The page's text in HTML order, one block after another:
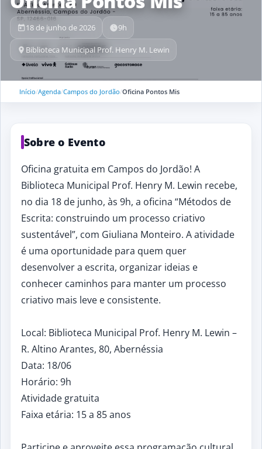
18 de junho de 2026 9h
Biblioteca Municipal Prof. Henry M. Lewin
Início/Agenda/Campos do Jordão/Oficina Pontos Mis
Sobre o Evento
Oficina gratuita em Campos do Jordão! A
Biblioteca Municipal Prof. Henry M. Lewin recebe,
no dia 18 de junho, às 9h, a oficina “Métodos de
Escrita: construindo um processo criativo
sustentável”, com Giuliana Monteiro. A atividade
é uma oportunidade para quem quer
desenvolver a escrita, organizar ideias e
conhecer caminhos para manter um processo
criativo mais leve e consistente.
Local: Biblioteca Municipal Prof. Henry M. Lewin –
R. Altino Arantes, 80, Abernéssia
Data: 18/06
Horário: 9h
Atividade gratuita
Faixa etária: 15 a 85 anos